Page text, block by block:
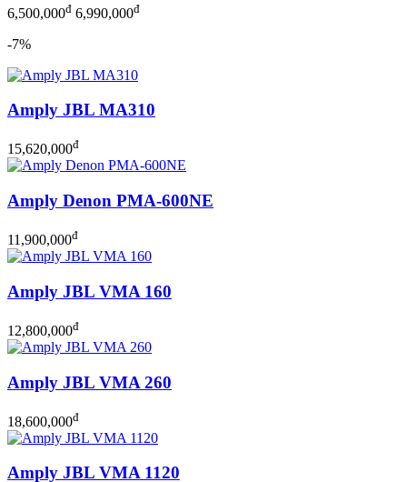
6,500,000đ 6,990,000đ
-7%
Amply JBL MA310
15,620,000đ
Amply Denon PMA-600NE
11,900,000đ
Amply JBL VMA 160
12,800,000đ
Amply JBL VMA 260
18,600,000đ
Amply JBL VMA 1120